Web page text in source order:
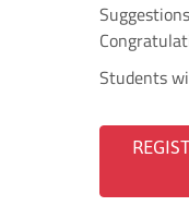
Students